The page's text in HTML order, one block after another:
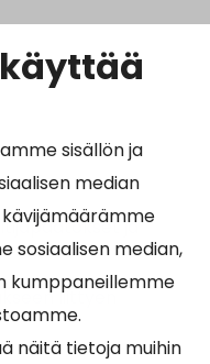
sisällön ja
median
sosiaalisen median,
kumppaneillemme
näitä tietoja muihin
ja
liittyen